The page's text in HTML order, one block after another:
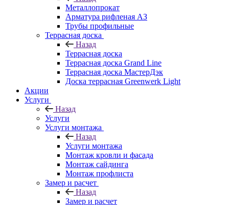
Металлопрокат
Арматура рифленая АЗ
Трубы профильные
Террасная доска
Назад
Террасная доска
Террасная доска Grand Line
Террасная доска МастерДэк
Доска террасная Greenwerk Light
Акции
Услуги
Назад
Услуги
Услуги монтажа
Назад
Услуги монтажа
Монтаж кровли и фасада
Монтаж сайдинга
Монтаж профлиста
Замер и расчет
Назад
Замер и расчет